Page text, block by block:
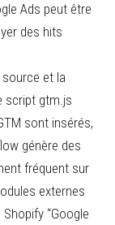
Ads peut être
des hits
et la
script gtm.js
sont insérés,
génère des
fréquent sur
externes
“Google